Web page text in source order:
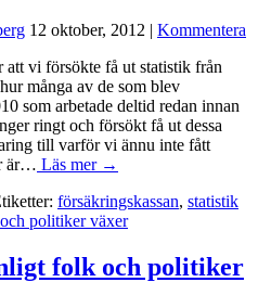
12 oktober, 2012 | Kommentera
att vi försökte få ut statistik från
många av de som blev
som arbetade deltid redan innan
ringt och försökt få ut dessa
till varför vi ännu inte fått
är… Läs mer →
försäkringskassan, statistik
folk och politiker